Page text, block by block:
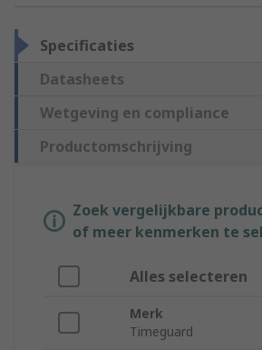
Specificaties
Datasheets
Wetgeving en compliance
Productomschrijving
Zoek vergelijkbare
of meer kenmerken te
Alles selecteren
Merk
Timeguard